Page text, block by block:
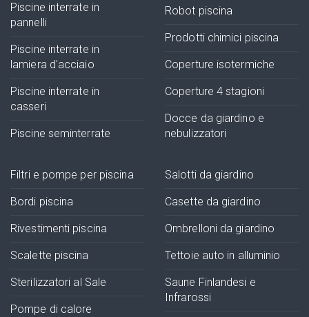
Piscine interrate in
pannelli
Piscine interrate in
lamiera d'acciaio
Piscine interrate in
casseri
Piscine seminterrate
Robot piscina
Prodotti chimici piscina
Coperture isotermiche
Coperture 4 stagioni
Docce da giardino e
nebulizzatori
Filtri e pompe per piscina
Bordi piscina
Rivestimenti piscina
Scalette piscina
Sterilizzatori al Sale
Pompe di calore
Salotti da giardino
Casette da giardino
Ombrelloni da giardino
Tettoie auto in alluminio
Saune Finlandesi e
Infrarossi